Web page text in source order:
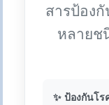
สารป้อง
หลายช
✨ ป้องกันโร